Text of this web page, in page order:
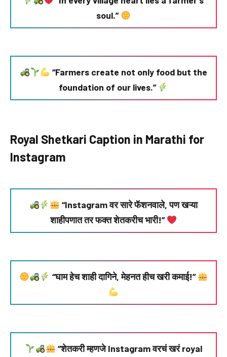
soul.”
“Farmers create not only food but the
foundation of our lives.”
Royal Shetkari Caption in Marathi for
Instagram
“Instagram वर सारे फॅशनवाले, पण खऱ्या
शाहीपणात तर फक्त शेतकरीच भारी!”
“घाम हेच शाही दागिने, मेहनत हीच खरी कमाई!”
“शेतकरी म्हणजे Instagram वरचं खरं royal